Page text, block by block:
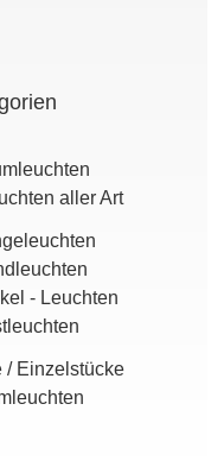
aller Art
- Leuchten
/ Einzel­stücke